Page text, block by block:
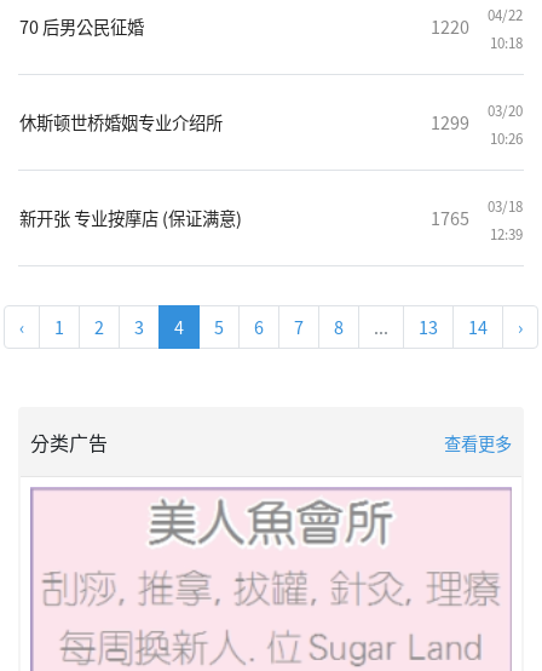
70 后男公民征婚 1220
04/22
10:18
休斯顿世桥婚姻专业介绍所 1299
03/20
10:26
新开张 专业按摩店 (保证满意) 1765
03/18
12:39
‹ 1 2 3 4 5 6 7 8 ... 13 14 ›
分类广告 查看更多